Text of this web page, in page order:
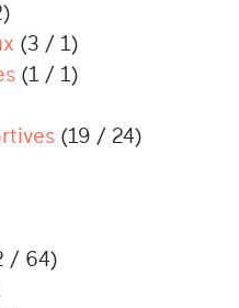
(3 / 1)
(1 / 1)
(19 / 24)
/ 64)